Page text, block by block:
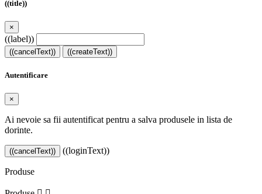
((title))
×
((label))
((cancelText)) ((createText))
Autentificare
×
Ai nevoie sa fii autentificat pentru a salva produsele in lista de
dorinte.
((cancelText)) ((loginText))
Produse